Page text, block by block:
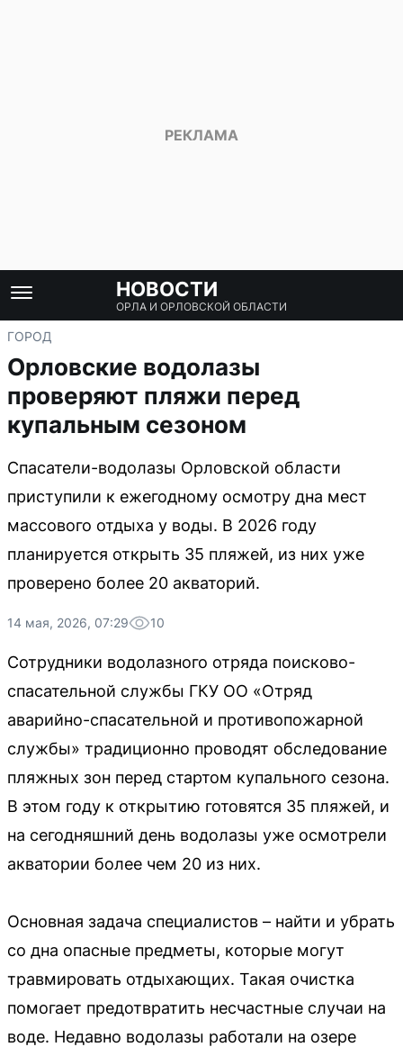
НОВОСТИ
ОРЛА И ОРЛОВСКОЙ ОБЛАСТИ
ГОРОД
Орловские водолазы
проверяют пляжи перед
купальным сезоном
Спасатели-водолазы Орловской области
приступили к ежегодному осмотру дна мест
массового отдыха у воды. В 2026 году
планируется открыть 35 пляжей, из них уже
проверено более 20 акваторий.
14 мая, 2026, 07:29 10
Сотрудники водолазного отряда поисково-
спасательной службы ГКУ ОО «Отряд
аварийно-спасательной и противопожарной
службы» традиционно проводят обследование
пляжных зон перед стартом купального сезона.
В этом году к открытию готовятся 35 пляжей, и
на сегодняшний день водолазы уже осмотрели
акватории более чем 20 из них.
Основная задача специалистов – найти и убрать
со дна опасные предметы, которые могут
травмировать отдыхающих. Такая очистка
помогает предотвратить несчастные случаи на
воде. Недавно водолазы работали на озере